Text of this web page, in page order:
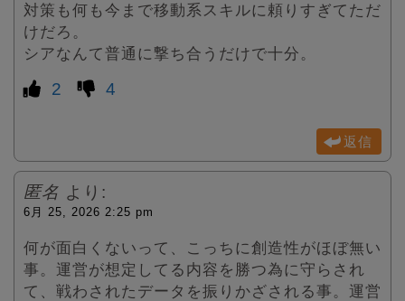
対策も何も今まで移動系スキルに頼りすぎてただ
けだろ。
シアなんて普通に撃ち合うだけで十分。
2 4
返信
匿名 より:
6月 25, 2026 2:25 pm
何が面白くないって、こっちに創造性がほぼ無い
事。運営が想定してる内容を勝つ為に守らされ
て、戦わされたデータを振りかざされる事。運営